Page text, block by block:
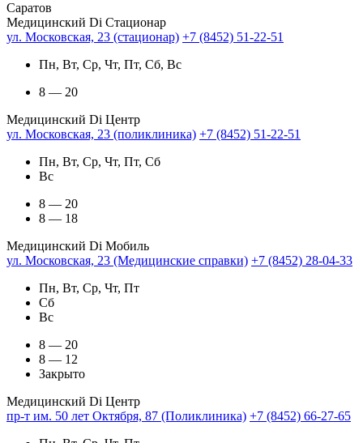
Саратов
Медицинский Di Стационар
ул. Московская, 23 (стационар) +7 (8452) 51-22-51
Пн, Вт, Ср, Чт, Пт, Сб, Вс
8 — 20
Медицинский Di Центр
ул. Московская, 23 (поликлиника) +7 (8452) 51-22-51
Пн, Вт, Ср, Чт, Пт, Сб
Вс
8 — 20
8 — 18
Медицинский Di Мобиль
ул. Московская, 23 (Медицинские справки) +7 (8452) 28-04-33
Пн, Вт, Ср, Чт, Пт
Сб
Вс
8 — 20
8 — 12
Закрыто
Медицинский Di Центр
пр-т им. 50 лет Октября, 87 (Поликлиника) +7 (8452) 66-27-65